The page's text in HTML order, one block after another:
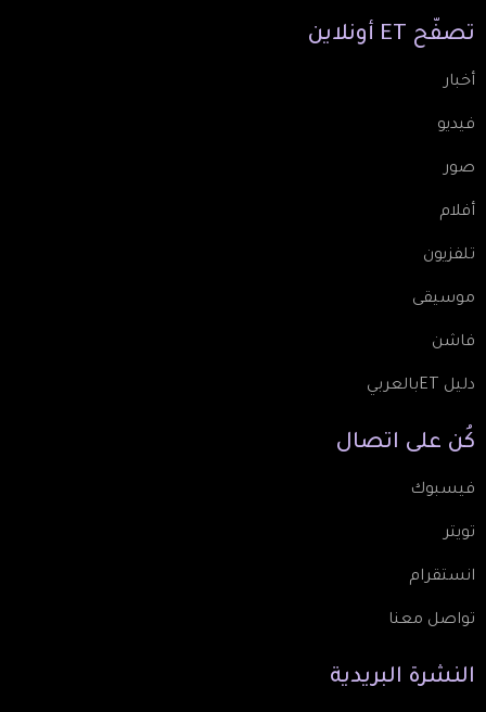
تصفّح ET أونلاين
أخبار
فيديو
صور
أفلام
تلفزيون
موسيقى
فاشن
دليل ETبالعربي
كُن على اتصال
فيسبوك
تويتر
انستقرام
تواصل معنا
النشرة البريدية